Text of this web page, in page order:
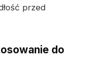
przed
do